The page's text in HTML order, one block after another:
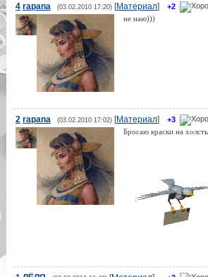
+2
4 rapana (03.02.2010 17:20)[Материал]
не наю)))
+3
2 rapana (03.02.2010 17:02)[Материал]
Бросаю краски на